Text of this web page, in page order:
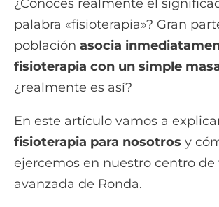
¿Conoces realmente el
palabra «fisioterapia»? Gran
población asocia
fisioterapia con un simple
¿realmente es así?
En este artículo vamos a
fisioterapia para nosotros y
ejercemos en nuestro centro de
avanzada de Ronda.